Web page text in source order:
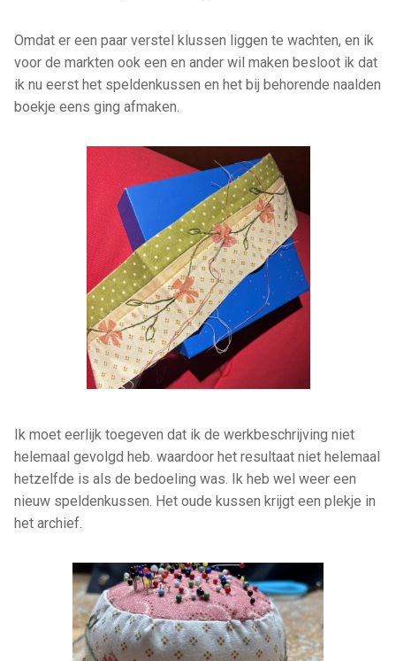
Omdat er een paar verstel klussen liggen te wachten, en ik
voor de markten ook een en ander wil maken besloot ik dat
ik nu eerst het speldenkussen en het bij behorende naalden
boekje eens ging afmaken.
Ik moet eerlijk toegeven dat ik de werkbeschrijving niet
helemaal gevolgd heb. waardoor het resultaat niet helemaal
hetzelfde is als de bedoeling was. Ik heb wel weer een
nieuw speldenkussen. Het oude kussen krijgt een plekje in
het archief.